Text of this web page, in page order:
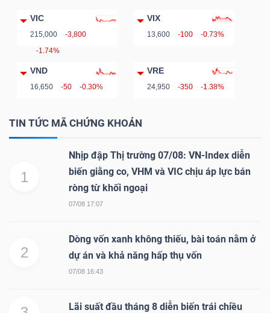
VIC
215,000
-3,800
-1.74%
VIX
13,600 -100 -0.73%
VND
16,650 -50 -0.30%
VRE
24,950 -350 -1.38%
TIN TỨC MÃ CHỨNG KHOÁN
1
Nhịp đập Thị trường 07/08: VN-Index diễn
biến giằng co, VHM và VIC chịu áp lực bán
ròng từ khối ngoại
07/08 17:07
2
Dòng vốn xanh không thiếu, bài toán nằm ở
dự án và khả năng hấp thụ vốn
07/08 16:43
Lãi suất đầu tháng 8 diễn biến trái chiều
SẢN
chứng
khoán
Tất cả
Lãnh
đạo